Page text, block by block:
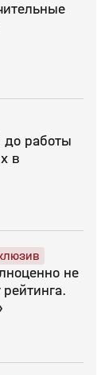
до работы
в
не